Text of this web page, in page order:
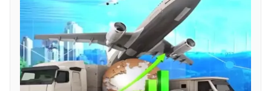
Giấy phép hoạt động báo in và báo điện tử số 483/GP-BTTTT
cấp ngày 29/12/2023
Tổng Biên tập:Vũ Thanh Thủy
Phó Tổng Biên tập:Nguyễn Thị Mỹ Hạnh, Phạm Quốc Thắng,
Nguyễn Trọng Ninh
Tổng đài VTV:024.38 355 931 - 024.38 355 932